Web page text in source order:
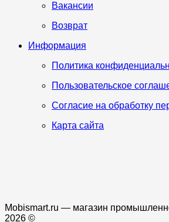
Вакансии
Возврат
Информация
Политика
Пользовательское
Согласие на обработку
Карта сайта
Mobismart.ru — магазин
2026 ©